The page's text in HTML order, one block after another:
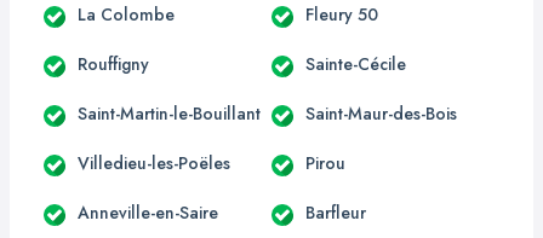
La Colombe Fleury 50
Rouffigny Sainte-Cécile
Saint-Martin-le-Bouillant Saint-Maur-des-Bois
Villedieu-les-Poëles Pirou
Anneville-en-Saire Barfleur